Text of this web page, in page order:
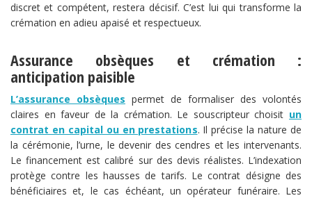
discret et compétent, restera décisif. C’est lui qui transforme la
crémation en adieu apaisé et respectueux.
Assurance obsèques et crémation :
anticipation paisible
L’assurance obsèques permet de formaliser des volontés
claires en faveur de la crémation. Le souscripteur choisit un
contrat en capital ou en prestations. Il précise la nature de
la cérémonie, l’urne, le devenir des cendres et les intervenants.
Le financement est calibré sur des devis réalistes. L’indexation
protège contre les hausses de tarifs. Le contrat désigne des
bénéficiaires et, le cas échéant, un opérateur funéraire. Les